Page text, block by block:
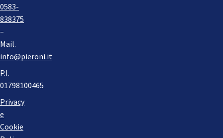
0583-
838375
–
Mail.
info@pieroni.it
P.I.
01798100465
Privacy
e
Cookie